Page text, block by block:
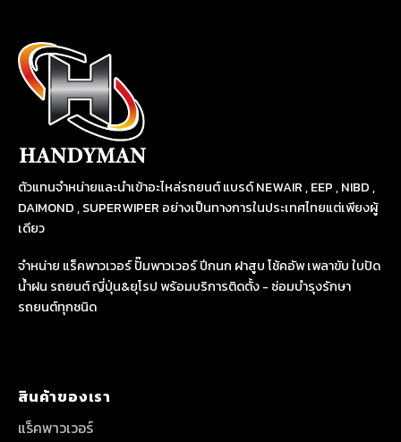
ตัวแทนจำหน่ายและนำเข้าอะไหล่รถยนต์ แบรด์ NEWAIR , EEP , NIBD ,
DAIMOND , SUPERWIPER อย่างเป็นทางการในประเทศไทยแต่เพียงผู้
เดียว
จำหน่าย แร็คพาวเวอร์ ปั๊มพาวเวอร์ ปีกนก ฝาสูบ โช้คอัพ เพลาขับ ใบปัด
น้ำฝน รถยนต์ ญี่ปุ่น&ยุโรป พร้อมบริการติดตั้ง - ซ่อมบำรุงรักษา
รถยนต์ทุกชนิด
สินค้าของเรา
แร็คพาวเวอร์